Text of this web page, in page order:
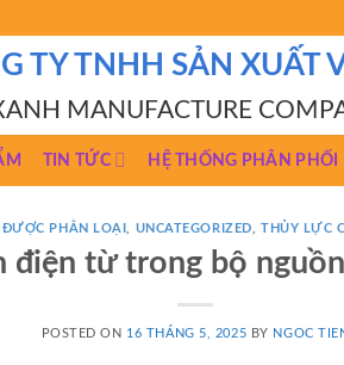
TY TNHH SẢN XUẤT
MANUFACTURE
TIN TỨC HỆ THỐNG PHÂN PHỐI
PHÂN LOẠI UNCATEGORIZED THỦY LỰC
điện từ trong bộ
POSTED ON 16 THÁNG 5, 2025 BY NGOC